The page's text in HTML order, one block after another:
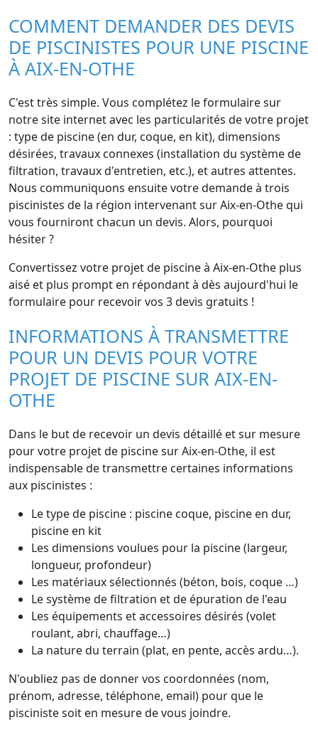
COMMENT DEMANDER DES DEVIS
DE PISCINISTES POUR UNE PISCINE
À AIX-EN-OTHE
C'est très simple. Vous complétez le formulaire sur
notre site internet avec les particularités de votre projet
: type de piscine (en dur, coque, en kit), dimensions
désirées, travaux connexes (installation du système de
filtration, travaux d'entretien, etc.), et autres attentes.
Nous communiquons ensuite votre demande à trois
piscinistes de la région intervenant sur Aix-en-Othe qui
vous fourniront chacun un devis. Alors, pourquoi
hésiter ?
Convertissez votre projet de piscine à Aix-en-Othe plus
aisé et plus prompt en répondant à dès aujourd'hui le
formulaire pour recevoir vos 3 devis gratuits !
INFORMATIONS À TRANSMETTRE
POUR UN DEVIS POUR VOTRE
PROJET DE PISCINE SUR AIX-EN-
OTHE
Dans le but de recevoir un devis détaillé et sur mesure
pour votre projet de piscine sur Aix-en-Othe, il est
indispensable de transmettre certaines informations
aux piscinistes :
Le type de piscine : piscine coque, piscine en dur,
piscine en kit
Les dimensions voulues pour la piscine (largeur,
longueur, profondeur)
Les matériaux sélectionnés (béton, bois, coque …)
Le système de filtration et de épuration de l'eau
Les équipements et accessoires désirés (volet
roulant, abri, chauffage…)
La nature du terrain (plat, en pente, accès ardu…).
N'oubliez pas de donner vos coordonnées (nom,
prénom, adresse, téléphone, email) pour que le
pisciniste soit en mesure de vous joindre.